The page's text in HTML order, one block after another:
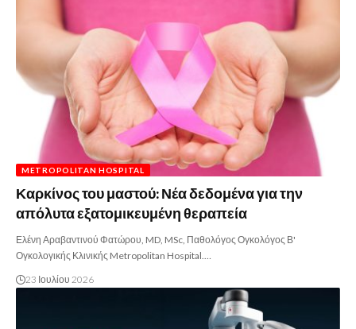
METROPOLITAN HOSPITAL
Καρκίνος του μαστού: Νέα δεδομένα για την
απόλυτα εξατομικευμένη θεραπεία
Ελένη Αραβαντινού Φατώρου, MD, MSc, Παθολόγος Ογκολόγος Β'
Ογκολογικής Κλινικής Metropolitan Hospital.…
23 Ιουλίου 2026